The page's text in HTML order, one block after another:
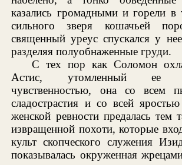
казались громадными и горели в
сильного зверя кошачьей
священный уреус спускался у
разделяя полуобнаженные груди.
С тех пор как Соломон
Астис, утомленный ее
чувственностью, она со всем
сладострастия и со всей
женской ревности предалась тем
извращенной похоти, которые
культ скопческого служения
показывалась окруженная